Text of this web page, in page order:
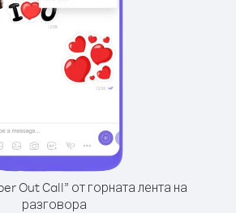
Out Call” от горната лента на
разговора